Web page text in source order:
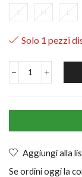
S M L
Solo 1 pezzi
Aggiungi alla
Se ordini oggi la